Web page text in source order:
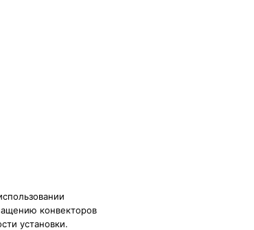
конвекторов
установки.